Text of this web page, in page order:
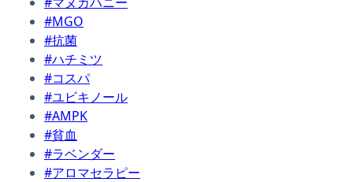
#MGO
#抗菌
#ハチミツ
#コスパ
#ユビキノール
#AMPK
#貧血
#ラベンダー
#アロマセラピー